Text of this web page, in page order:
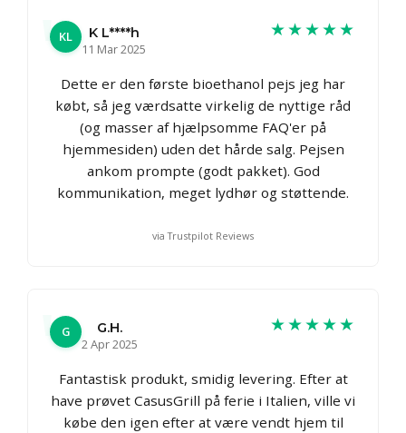
KL
K L****h
11 Mar 2025
★★★★★
Dette er den første bioethanol pejs jeg har
købt, så jeg værdsatte virkelig de nyttige råd
(og masser af hjælpsomme FAQ'er på
hjemmesiden) uden det hårde salg. Pejsen
ankom prompte (godt pakket). God
kommunikation, meget lydhør og støttende.
via Trustpilot Reviews
G
G.H.
2 Apr 2025
★★★★★
Fantastisk produkt, smidig levering. Efter at
have prøvet CasusGrill på ferie i Italien, ville vi
købe den igen efter at være vendt hjem til